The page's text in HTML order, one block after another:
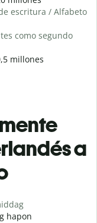
escritura / Alfabeto
como segundo
millones
a
hapon